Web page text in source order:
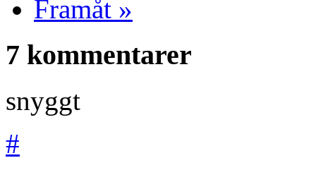
Framåt »
7 kommentarer
snyggt
#